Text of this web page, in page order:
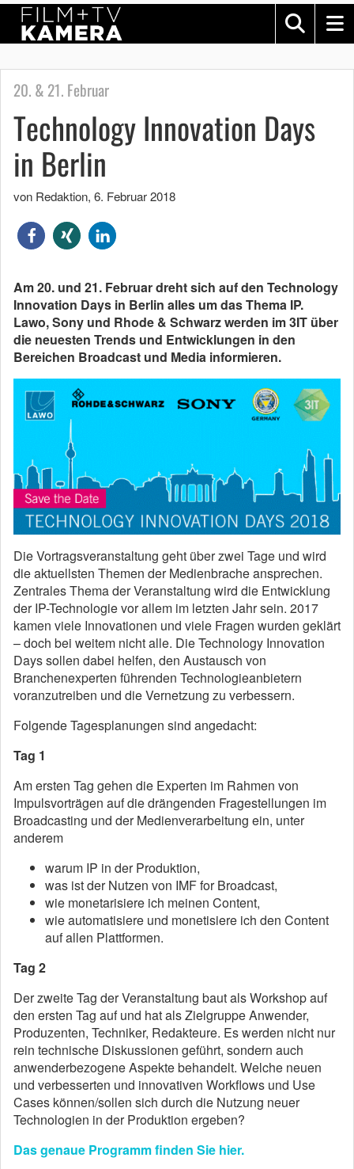
20. & 21. Februar
Technology Innovation Days
in Berlin
von Redaktion, 6. Februar 2018
Am 20. und 21. Februar dreht sich auf den Technology
Innovation Days in Berlin alles um das Thema IP.
Lawo, Sony und Rhode & Schwarz werden im 3IT über
die neuesten Trends und Entwicklungen in den
Bereichen Broadcast und Media informieren.
Die Vortragsveranstaltung geht über zwei Tage und wird
die aktuellsten Themen der Medienbrache ansprechen.
Zentrales Thema der Veranstaltung wird die Entwicklung
der IP-Technologie vor allem im letzten Jahr sein. 2017
kamen viele Innovationen und viele Fragen wurden geklärt
– doch bei weitem nicht alle. Die Technology Innovation
Days sollen dabei helfen, den Austausch von
Branchenexperten führenden Technologieanbietern
voranzutreiben und die Vernetzung zu verbessern.
Folgende Tagesplanungen sind angedacht:
Tag 1
Am ersten Tag gehen die Experten im Rahmen von
Impulsvorträgen auf die drängenden Fragestellungen im
Broadcasting und der Medienverarbeitung ein, unter
anderem
warum IP in der Produktion,
was ist der Nutzen von IMF for Broadcast,
wie monetarisiere ich meinen Content,
wie automatisiere und monetisiere ich den Content
auf allen Plattformen.
Tag 2
Der zweite Tag der Veranstaltung baut als Workshop auf
den ersten Tag auf und hat als Zielgruppe Anwender,
Produzenten, Techniker, Redakteure. Es werden nicht nur
rein technische Diskussionen geführt, sondern auch
anwenderbezogene Aspekte behandelt. Welche neuen
und verbesserten und innovativen Workflows und Use
Cases können/sollen sich durch die Nutzung neuer
Technologien in der Produktion ergeben?
Das genaue Programm finden Sie hier.